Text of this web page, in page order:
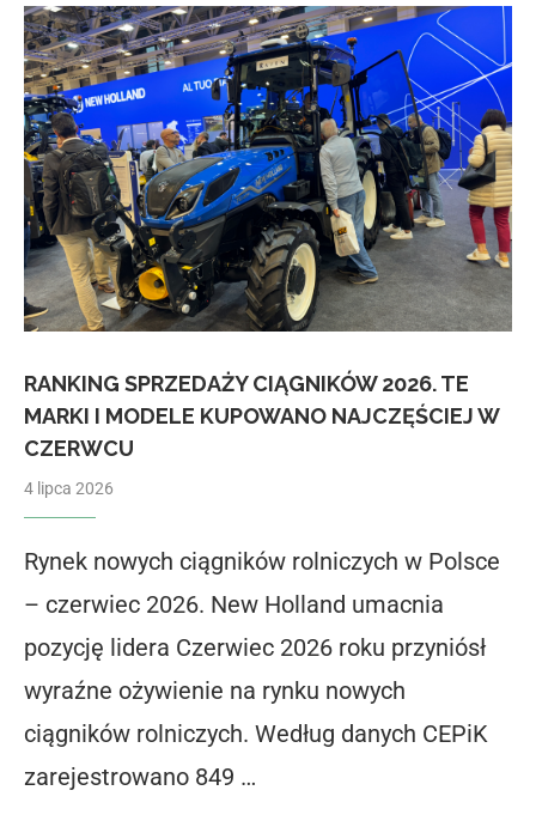
RANKING SPRZEDAŻY CIĄGNIKÓW 2026. TE
MARKI I MODELE KUPOWANO NAJCZĘŚCIEJ W
CZERWCU
4 lipca 2026
Rynek nowych ciągników rolniczych w Polsce
– czerwiec 2026. New Holland umacnia
pozycję lidera Czerwiec 2026 roku przyniósł
wyraźne ożywienie na rynku nowych
ciągników rolniczych. Według danych CEPiK
zarejestrowano 849 …